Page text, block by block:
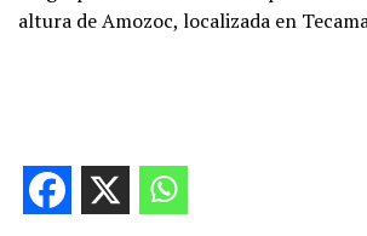
altura de Amozoc, localizada en